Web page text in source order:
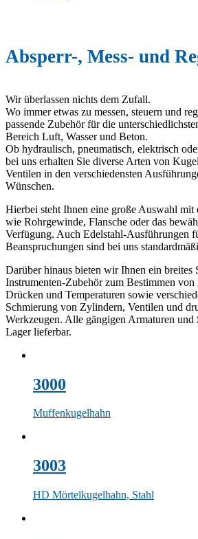
Absperr-, Mess- und
Wir überlassen nichts dem Zufall.
Wo immer etwas zu messen, steuern und
passende Zubehör für die
Bereich Luft, Wasser und Beton.
Ob hydraulisch, pneumatisch, elektrisch
bei uns erhalten Sie diverse Arten von
Ventilen in den verschiedensten
Wünschen.
Hierbei steht Ihnen eine große Auswahl mit
wie Rohrgewinde, Flansche oder das
Verfügung. Auch Edelstahl-Ausführungen
Beanspruchungen sind bei uns
Darüber hinaus bieten wir Ihnen ein breites
Instrumenten-Zubehör zum Bestimmen von
Drücken und Temperaturen sowie
Schmierung von Zylindern, Ventilen und
Werkzeugen. Alle gängigen Armaturen und
Lager lieferbar.
3000
Muffenkugelhahn
3003
HD Mörtelkugelhahn, Stahl